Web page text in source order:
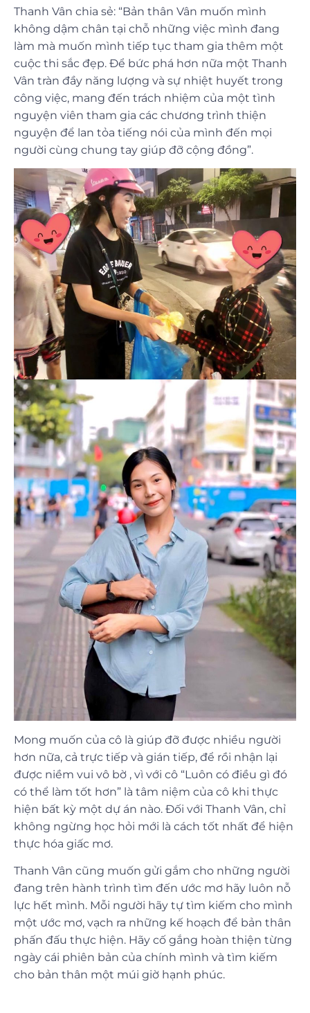
Thanh Vân chia sẻ: “Bản thân Vân muốn mình
không dậm chân tại chỗ những việc mình đang
làm mà muốn mình tiếp tục tham gia thêm một
cuộc thi sắc đẹp. Để bức phá hơn nữa một Thanh
Vân tràn đầy năng lượng và sự nhiệt huyết trong
công việc, mang đến trách nhiệm của một tình
nguyện viên tham gia các chương trình thiện
nguyện để lan tỏa tiếng nói của mình đến mọi
người cùng chung tay giúp đỡ cộng đồng”.
Mong muốn của cô là giúp đỡ được nhiều người
hơn nữa, cả trực tiếp và gián tiếp, để rồi nhận lại
được niềm vui vô bờ , vì với cô “Luôn có điều gì đó
có thể làm tốt hơn” là tâm niệm của cô khi thực
hiện bất kỳ một dự án nào. Đối với Thanh Vân, chỉ
không ngừng học hỏi mới là cách tốt nhất để hiện
thực hóa giấc mơ.
Thanh Vân cũng muốn gửi gắm cho những người
đang trên hành trình tìm đến ước mơ hãy luôn nỗ
lực hết mình. Mỗi người hãy tự tìm kiếm cho mình
một ước mơ, vạch ra những kế hoạch để bản thân
phấn đấu thực hiện. Hãy cố gắng hoàn thiện từng
ngày cái phiên bản của chính mình và tìm kiếm
cho bản thân một múi giờ hạnh phúc.